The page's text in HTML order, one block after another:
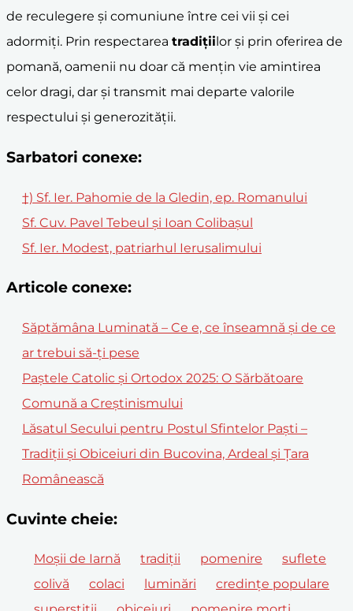
de reculegere și comuniune între cei vii și cei
adormiți. Prin respectarea tradițiilor și prin oferirea de
pomană, oamenii nu doar că mențin vie amintirea
celor dragi, dar și transmit mai departe valorile
respectului și generozității.
Sarbatori conexe:
†) Sf. Ier. Pahomie de la Gledin, ep. Romanului
Sf. Cuv. Pavel Tebeul şi Ioan Colibaşul
Sf. Ier. Modest, patriarhul Ierusalimului
Articole conexe:
Săptămâna Luminată – Ce e, ce înseamnă și de ce
ar trebui să-ți pese
Paștele Catolic și Ortodox 2025: O Sărbătoare
Comună a Creștinismului
Lăsatul Secului pentru Postul Sfintelor Paști –
Tradiții și Obiceiuri din Bucovina, Ardeal și Țara
Românească
Cuvinte cheie:
Moșii de Iarnă tradiții pomenire
suflete
colivă
colaci luminări
credințe populare